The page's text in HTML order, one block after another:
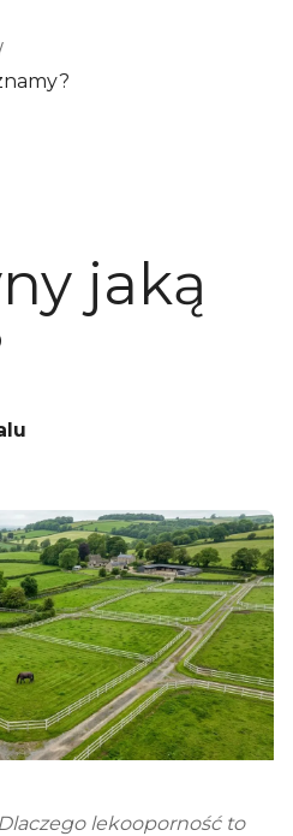
jaką
lekooporność to